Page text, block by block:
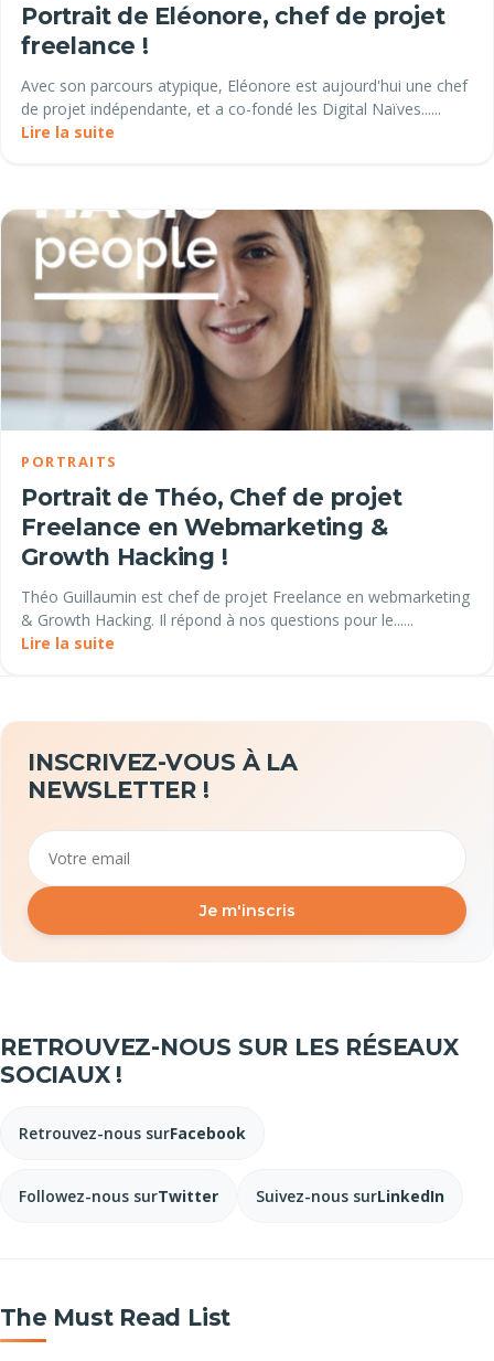
Portrait de Eléonore, chef de projet
freelance !
Avec son parcours atypique, Eléonore est aujourd'hui une chef
de projet indépendante, et a co-fondé les Digital Naïves......
Lire la suite
PORTRAITS
Portrait de Théo, Chef de projet
Freelance en Webmarketing &
Growth Hacking !
Théo Guillaumin est chef de projet Freelance en webmarketing
& Growth Hacking. Il répond à nos questions pour le......
Lire la suite
INSCRIVEZ-VOUS À LA
NEWSLETTER !
Email
Je m'inscris
RETROUVEZ-NOUS SUR LES RÉSEAUX
SOCIAUX !
Retrouvez-nous surFacebook
Followez-nous surTwitter Suivez-nous surLinkedIn
The Must Read List